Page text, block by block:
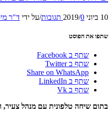
10 ביוני 2019 /0 תגובות /על ידי ד"ר
שתפו את הפוסט
שתף ב Facebook
שתף ב Twitter
Share on WhatsApp
שתף ב LinkedIn
שתף ב Vk
בתום שיחה טלפונית עם מנהל צעיר,